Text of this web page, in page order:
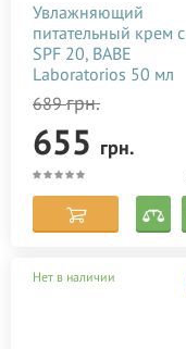
Увлажняющий
питательный крем с
SPF 20, BABE
Laboratorios 50 мл
689грн.
655 грн.
Нет в наличии